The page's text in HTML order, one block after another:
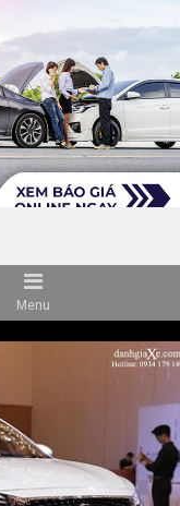
Menu